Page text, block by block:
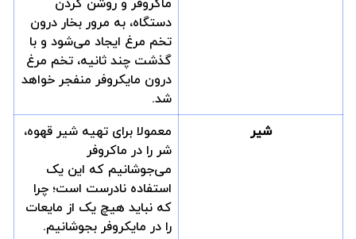
دستگاه، به مرور بخار درون
تخم مرغ ایجاد می‌شود و با
گذشت چند ثانیه، تخم مرغ
درون مایکروفر منفجر خواهد
شد.
شیر
معمولا برای تهیه شیر قهوه،
شر را در ماکروفر
می‌جوشانیم که این یک
استفاده نادرست است؛ چرا
که نباید هیچ یک از مایعات
را در مایکروفر بجوشانیم.